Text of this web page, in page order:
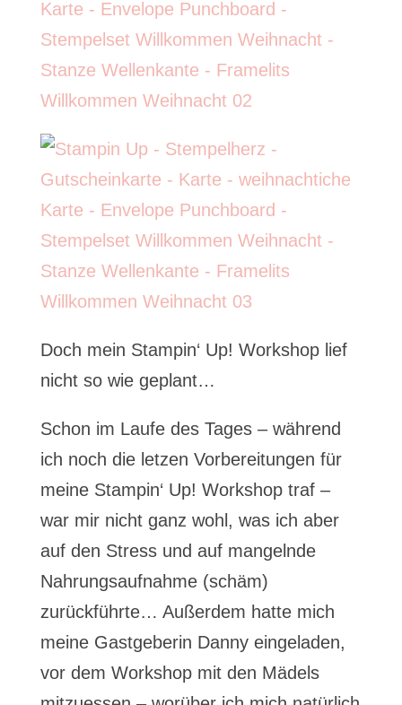
Doch mein Stampin‘ Up! Workshop lief
nicht so wie geplant…
Schon im Laufe des Tages – während
ich noch die letzen Vorbereitungen für
meine Stampin‘ Up! Workshop traf –
war mir nicht ganz wohl, was ich aber
auf den Stress und auf mangelnde
Nahrungsaufnahme (schäm)
zurückführte… Außerdem hatte mich
meine Gastgeberin Danny eingeladen,
vor dem Workshop mit den Mädels